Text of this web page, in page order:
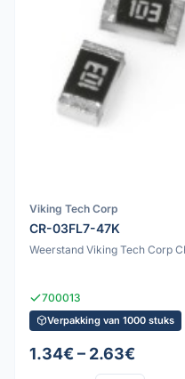
Viking Tech Corp
CR-03FL7-47K
Weerstand Viking Tech Corp
700013
Verpakking van 1000 stuks
1.34€ – 2.63€